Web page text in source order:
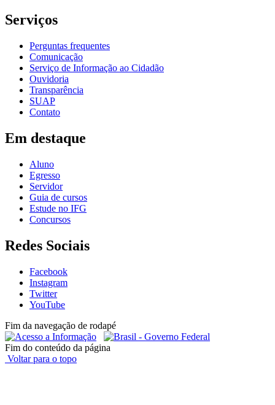
Serviços
Perguntas frequentes
Comunicação
Serviço de Informação ao Cidadão
Ouvidoria
Transparência
SUAP
Contato
Em destaque
Aluno
Egresso
Servidor
Guia de cursos
Estude no IFG
Concursos
Redes Sociais
Facebook
Instagram
Twitter
YouTube
Fim da navegação de rodapé
Fim do conteúdo da página
Voltar para o topo